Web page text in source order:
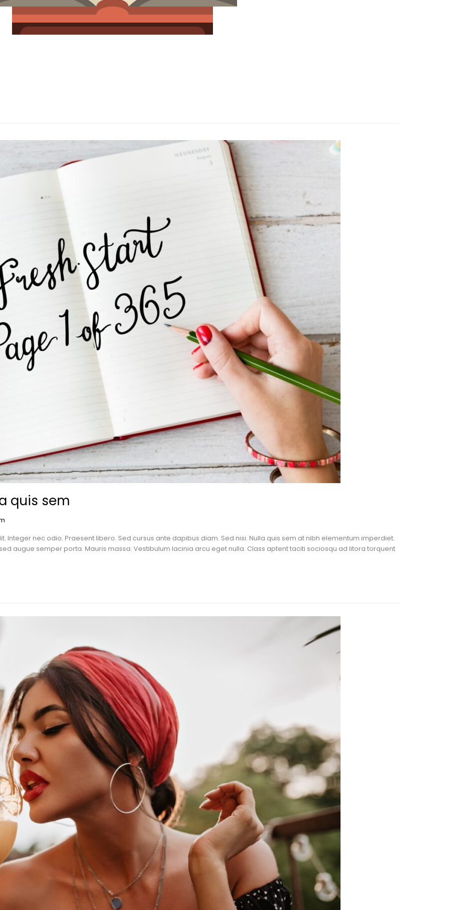
quis sem
Integer nec odio. Praesent libero. Sed cursus ante dapibus diam. Sed nisi. Nulla quis sem at nibh elementum imperdiet.
augue semper porta. Mauris massa. Vestibulum lacinia arcu eget nulla. Class aptent taciti sociosqu ad litora torquent